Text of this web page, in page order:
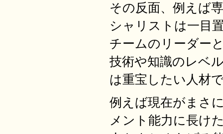
その反面、例えば
シャリストは一目
チームのリーダー
技術や知識のレベ
は重宝したい人材
例えば現在がまさ
メント能力に長け